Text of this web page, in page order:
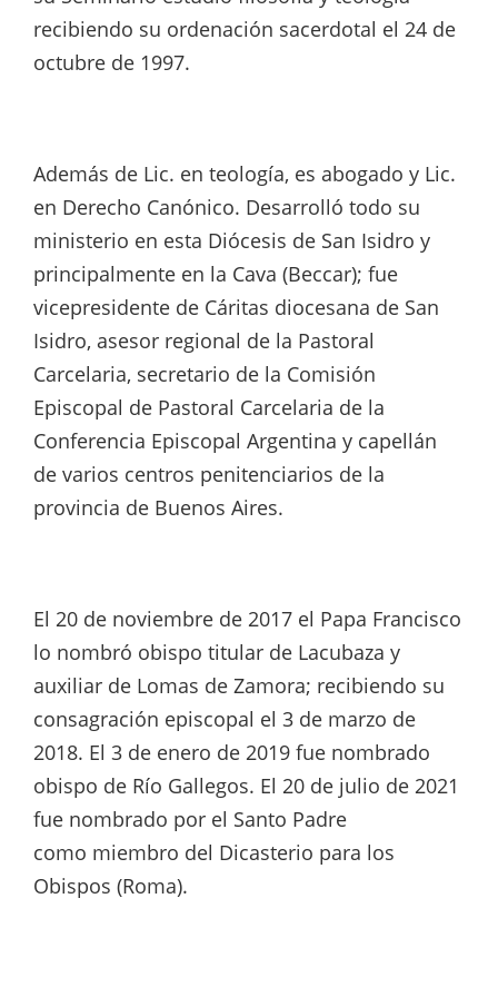
recibiendo su ordenación sacerdotal el 24 de
octubre de 1997.
Además de Lic. en teología, es abogado y Lic.
en Derecho Canónico. Desarrolló todo su
ministerio en esta Diócesis de San Isidro y
principalmente en la Cava (Beccar); fue
vicepresidente de Cáritas diocesana de San
Isidro, asesor regional de la Pastoral
Carcelaria, secretario de la Comisión
Episcopal de Pastoral Carcelaria de la
Conferencia Episcopal Argentina y capellán
de varios centros penitenciarios de la
provincia de Buenos Aires.
El 20 de noviembre de 2017 el Papa Francisco
lo nombró obispo titular de Lacubaza y
auxiliar de Lomas de Zamora; recibiendo su
consagración episcopal el 3 de marzo de
2018. El 3 de enero de 2019 fue nombrado
obispo de Río Gallegos. El 20 de julio de 2021
fue nombrado por el Santo Padre
como miembro del Dicasterio para los
Obispos (Roma).